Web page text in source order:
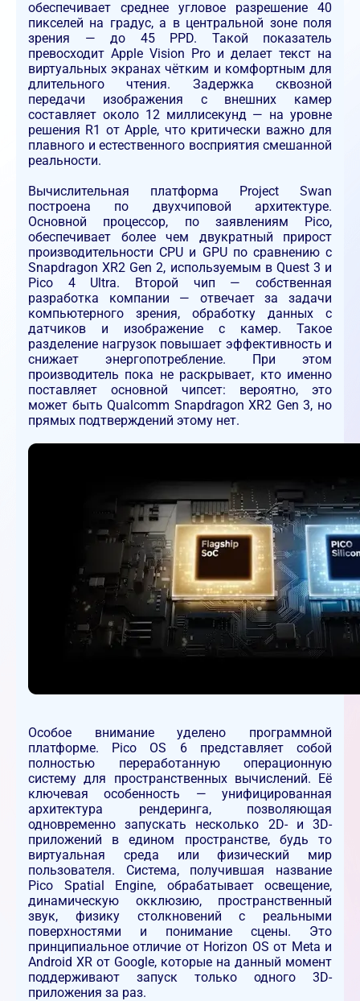
обеспечивает среднее угловое разрешение 40
пикселей на градус, а в центральной зоне поля
зрения — до 45 PPD. Такой показатель
превосходит Apple Vision Pro и делает текст на
виртуальных экранах чётким и комфортным для
длительного чтения. Задержка сквозной
передачи изображения с внешних камер
составляет около 12 миллисекунд — на уровне
решения R1 от Apple, что критически важно для
плавного и естественного восприятия смешанной
реальности.
Вычислительная платформа Project Swan
построена по двухчиповой архитектуре.
Основной процессор, по заявлениям Pico,
обеспечивает более чем двукратный прирост
производительности CPU и GPU по сравнению с
Snapdragon XR2 Gen 2, используемым в Quest 3 и
Pico 4 Ultra. Второй чип — собственная
разработка компании — отвечает за задачи
компьютерного зрения, обработку данных с
датчиков и изображение с камер. Такое
разделение нагрузок повышает эффективность и
снижает энергопотребление. При этом
производитель пока не раскрывает, кто именно
поставляет основной чипсет: вероятно, это
может быть Qualcomm Snapdragon XR2 Gen 3, но
прямых подтверждений этому нет.
Особое внимание уделено программной
платформе. Pico OS 6 представляет собой
полностью переработанную операционную
систему для пространственных вычислений. Её
ключевая особенность — унифицированная
архитектура рендеринга, позволяющая
одновременно запускать несколько 2D- и 3D-
приложений в едином пространстве, будь то
виртуальная среда или физический мир
пользователя. Система, получившая название
Pico Spatial Engine, обрабатывает освещение,
динамическую окклюзию, пространственный
звук, физику столкновений с реальными
поверхностями и понимание сцены. Это
принципиальное отличие от Horizon OS от Meta и
Android XR от Google, которые на данный момент
поддерживают запуск только одного 3D-
приложения за раз.